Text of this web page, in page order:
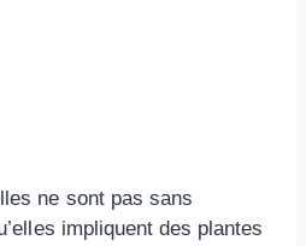
ne sont pas sans
impliquent des plantes